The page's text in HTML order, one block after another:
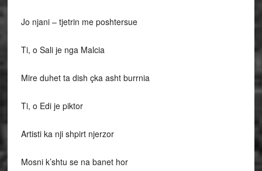
Jo njani – tjetrin me poshtersue
Ti, o Sali je nga Malcia
Mire duhet ta dish çka asht burrnia
Ti, o Edi je piktor
Artisti ka nji shpirt njerzor
Mosni k’shtu se na banet hor